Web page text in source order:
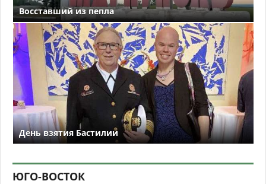
Восставший из пепла
День взятия Бастилии
ЮГО-ВОСТОК